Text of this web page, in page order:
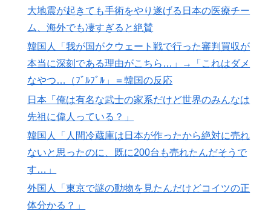
▶
韓国人「“韓国サッカー”性接待の試合結果をご覧くださ
い」→「マッサージ効果は間違いないねｗ」「これが本
当のベッドサッカーだ」
韓国人「韓国サッカー協会、外国人審判に“性接待”報
道・・・」→「2002年の審判買収が事実だったの
か？」「日本人が言ってたこと正しかったね・・・...
▶ 韓国人「日本の柴犬くん散歩中の暑さに耐えられなかっ
た結果」
▶ 【海外の反応】日本政府が、アメリカ政府によるネット
ミームとしての任天堂やポケモン使用に対して警告 →
「若者票を集めたいんだろうな」「任天堂の法務部隊が
出てくるぞ」
▶ 外国人「俺達が見かけたヤバすぎる髪型を集めてみたｗ
大地震が起きても手術をやり遂げる日本の医療チー
ム、海外でも凄すぎると絶賛
韓国人「我が国がクウェート戦で行った審判買収が
本当に深刻である理由がこちら…」→「これはダメ
なやつ…（ﾌﾞﾙﾌﾞﾙ」＝韓国の反応
日本「俺は有名な武士の家系だけど世界のみんなは
先祖に偉人っている？」
韓国人「人間冷蔵庫は日本が作ったから絶対に売れ
ないと思ったのに、既に200台も売れたんだそうで
す…」
外国人「東京で謎の動物を見たんだけどコイツの正
体分かる？」